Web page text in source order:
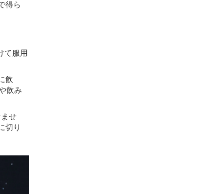
得ら
て服用
飲
飲み
せ
切り